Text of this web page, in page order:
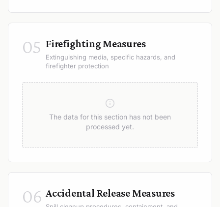
05 Firefighting Measures
Extinguishing media, specific hazards, and
firefighter protection
The data for this section has not been
processed yet.
06 Accidental Release Measures